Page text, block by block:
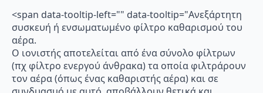
<span data-tooltip-left="" data-tooltip="Ανεξάρτητη
συσκευή ή ενσωματωμένο φίλτρο καθαρισμού του
αέρα.
Ο ιονιστής αποτελείται από ένα σύνολο φίλτρων
(πχ φίλτρο ενεργού άνθρακα) τα οποία φιλτράρουν
τον αέρα (όπως ένας καθαριστής αέρα) και σε